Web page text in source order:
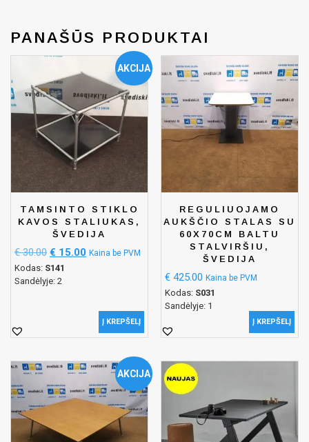
PANAŠŪS PRODUKTAI
AKCIJA
TAMSINTO STIKLO
KAVOS STALIUKAS,
ŠVEDIJA
€30.00 € 15.00 Kaina be PVM
Kodas: S141
Sandėlyje: 2
Į KREPŠELĮ
REGULIUOJAMO
AUKŠČIO STALAS SU
60X70CM BALTU
STALVIRŠIU,
ŠVEDIJA
€ 425.00 Kaina be PVM
Kodas: S031
Sandėlyje: 1
Į KREPŠELĮ
AKCIJA